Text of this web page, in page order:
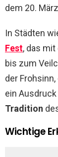
dem 20.
In Städten
Fest, das
bis zum
der
ein
Tradition
Wichtige